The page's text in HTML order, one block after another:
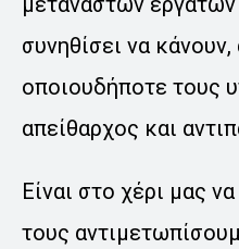
συνηθίσει να
οποιουδήποτε τους
απείθαρχος και
Είναι στο χέρι μας
τους